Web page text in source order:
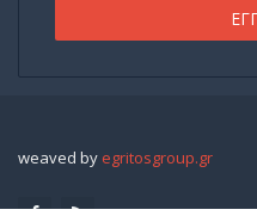
weaved by egritosgroup.gr